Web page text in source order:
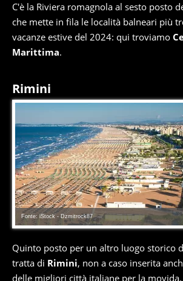
C'è la Riviera romagnola al sesto posto
che mette in fila le località balneari più
vacanze estive del 2024: qui troviamo
Marittima.
Rimini
Fonte: iStock - Dzmitrock87
Quinto posto per un altro luogo storico
tratta di Rimini, non a caso inserita
delle migliori città italiane per la movida.